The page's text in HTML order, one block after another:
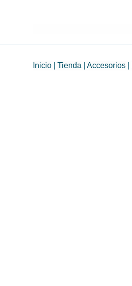
Inicio |Tienda |Accesorios